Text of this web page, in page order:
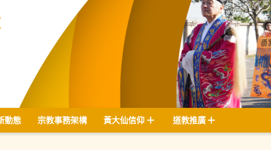
動態 宗教事務架構 黃大仙信仰 道教推廣